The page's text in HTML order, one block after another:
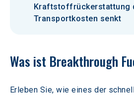
Kraftstoffrückerstattung
Transportkosten senkt
Was ist Breakthrough
Erleben Sie, wie eines der